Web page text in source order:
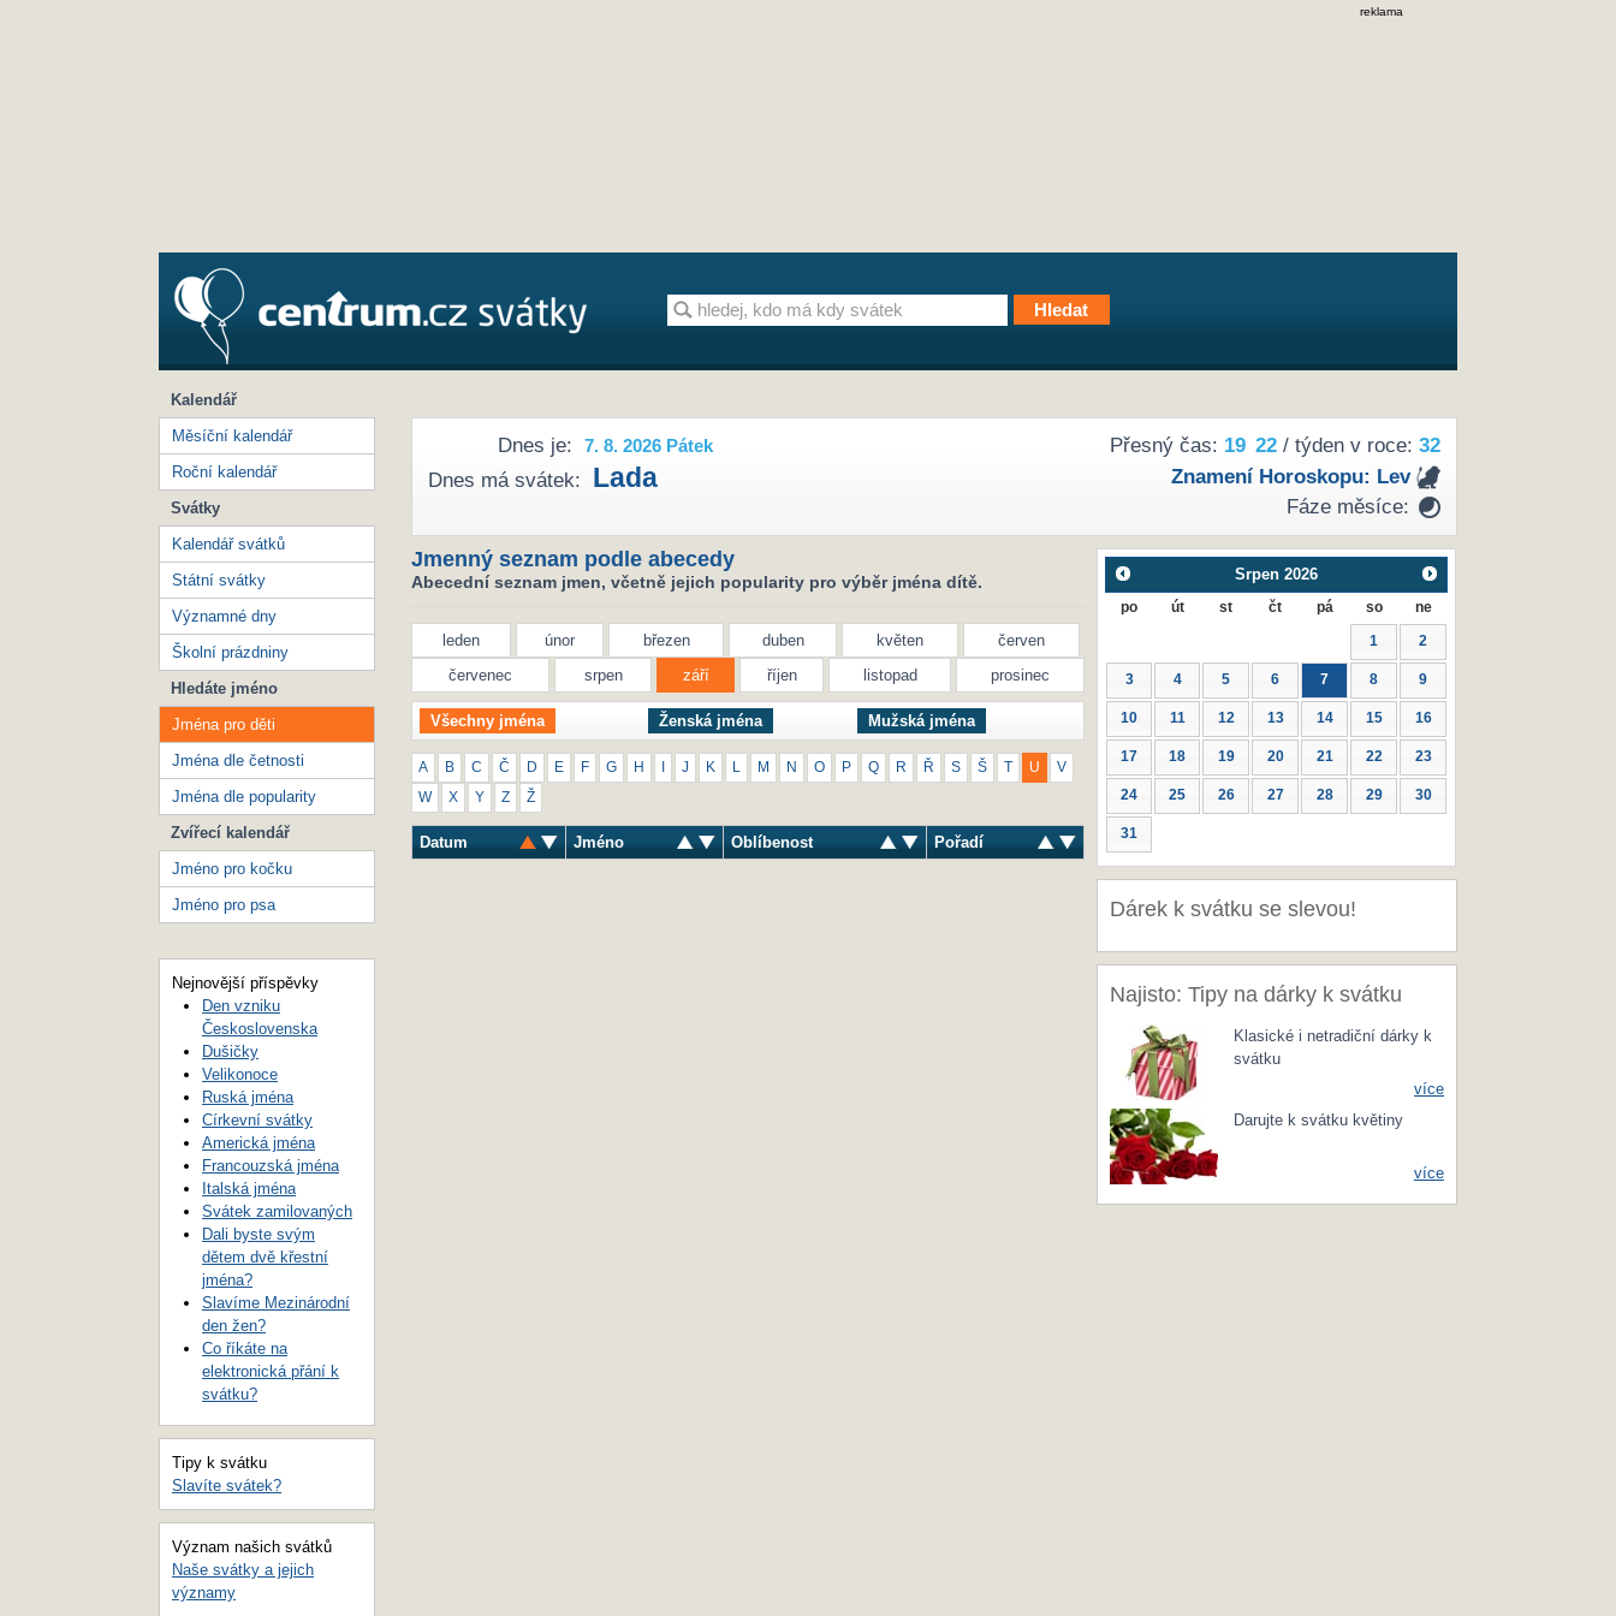
reklama
Přesný čas: 19 22/ týden v roce: 32
Znamení Horoskopu: Lev
Fáze měsíce:
Dnes je: 7. 8. 2026 Pátek
Dnes má svátek: Lada
Jmenný seznam podle abecedy
Abecední seznam jmen, včetně jejich popularity pro výběr jména dítě.
leden únor březen duben květen
červen
červenec
srpen září říjen listopad prosinec
Všechny jména Ženská jména Mužská jména
A B C Č D E F G H J K M N O P Q R Ř S Š U V
W X Y Z Ž
Datum Jméno Oblíbenost Pořadí
Srpen 2026
po út st čt pá so ne
1 2
3 4 5 6 7 8 9
10 11 12 13 14 15 16
17 18 19 20 21 22 23
24 25 26 27 28 29 30
31
Dárek k svátku se slevou!
Najisto: Tipy na dárky k svátku
Klasické i netradiční dárky k
svátku
více
Darujte k svátku květiny
více
Kalendář
Měsíční kalendář
Roční kalendář
Svátky
Kalendář svátků
Státní svátky
Významné dny
Školní prázdniny
Hledáte jméno
Jména pro děti
Jména dle četnosti
Jména dle popularity
Zvířecí kalendář
Jméno pro kočku
Jméno pro psa
Nejnovější příspěvky
Den vzniku
Československa
Dušičky
Velikonoce
Ruská jména
Církevní svátky
Americká jména
Francouzská jména
Italská jména
Svátek zamilovaných
Dali byste svým
dětem dvě křestní
jména?
Slavíme Mezinárodní
den žen?
Co říkáte na
elektronická přání k
svátku?
Tipy k svátku
Slavíte svátek?
Význam našich svátků
Naše svátky a jejich
významy